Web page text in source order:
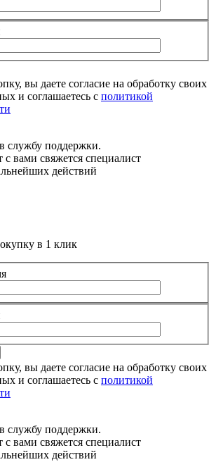
вы даете согласие на обработку своих
и соглашаетесь с политикой
службу поддержки.
вами свяжется специалист
действий
в 1 клик
вы даете согласие на обработку своих
и соглашаетесь с политикой
службу поддержки.
вами свяжется специалист
действий